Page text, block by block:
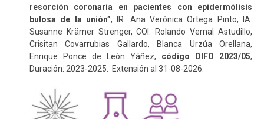
resorción coronaria en pacientes con epidermólisis
bulosa de la unión”,
IR: Ana Verónica Ortega Pinto, IA:
Susanne Krämer Strenger, COI: Rolando Vernal Astudillo,
Crisitan Covarrubias Gallardo, Blanca Urzúa Orellana,
Enrique Ponce de León Yáñez, código DIFO 2023/05,
Duración: 2023-2025. Extensión al 31-08-2026.